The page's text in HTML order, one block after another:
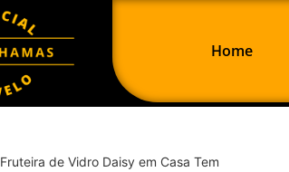
Home
Fruteira de Vidro Daisy em Casa Tem